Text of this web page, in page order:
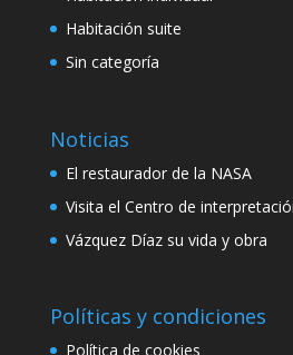
Habitación suite
Sin categoría
Noticias
El restaurador de la NASA
Visita el Centro de
Vázquez Díaz su vida y obra
Políticas y condiciones
Política de cookies